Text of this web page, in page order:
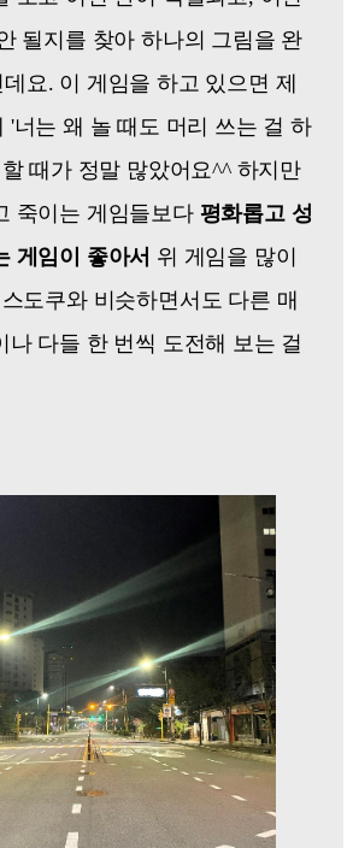
될지를 찾아 하나의 그림을 완
요. 이 게임을 하고 있으면 제
'너는 왜 놀 때도 머리 쓰는 걸 하
때가 정말 많았어요^^ 하지만
죽이는 게임들보다 평화롭고 성
게임이 좋아서 위 게임을 많이
도쿠와 비슷하면서도 다른 매
나 다들 한 번씩 도전해 보는 걸